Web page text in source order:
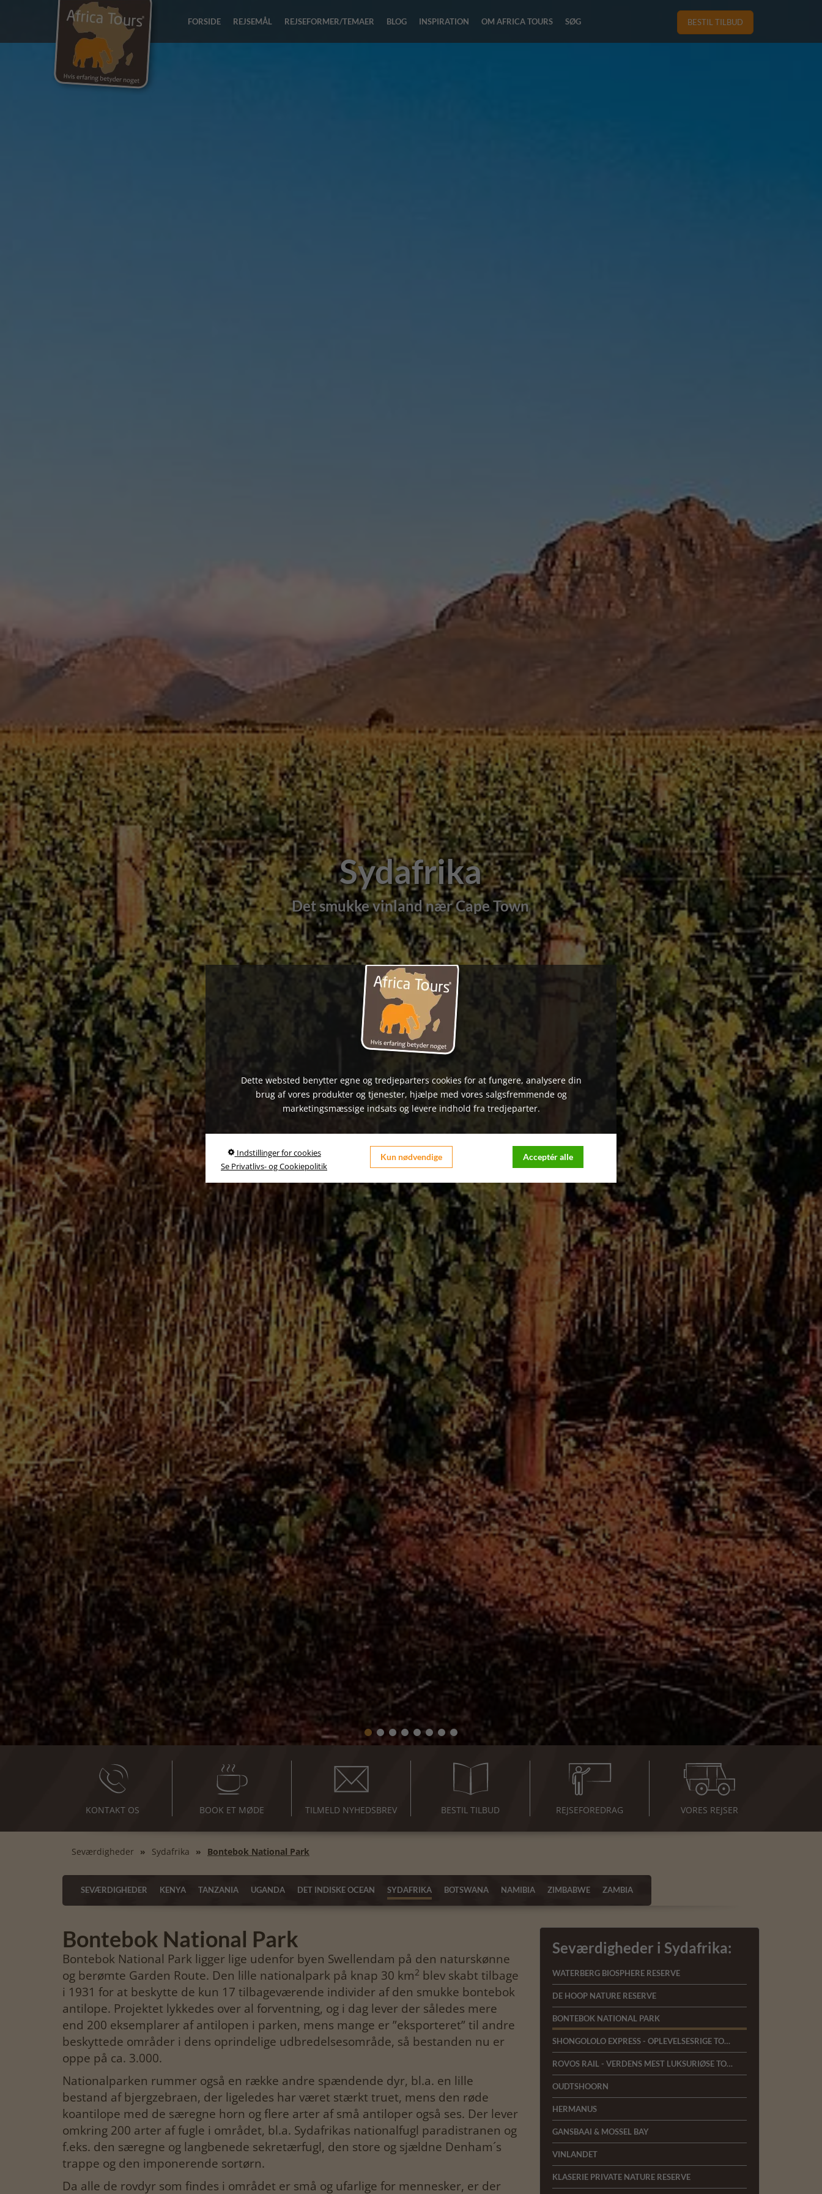
FORSIDE REJSEMÅL REJSEFORMER/TEMAER BLOG INSPIRATION OM AFRICA TOURS SØG BESTIL TILBUD
Sydafrika
Den berømte Panoramarute med Blyde River Canyon
KONTAKT OS BOOK ET MØDE TILMELD NYHEDSBREV BESTIL TILBUD REJSEFOREDRAG VORES REJSER
Seværdigheder Sydafrika Bontebok National Park
SEVÆRDIGHEDER KENYA TANZANIA UGANDA DET INDISKE OCEAN SYDAFRIKA BOTSWANA NAMIBIA ZIMBABWE ZAMBIA
Bontebok National Park
Bontebok National Park ligger lige udenfor byen Swellendam på den naturskønne
og berømte Garden Route. Den lille nationalpark på knap 30 km2 blev skabt tilbage
i 1931 for at beskytte de kun 17 tilbageværende individer af den smukke bontebok
antilope. Projektet lykkedes over al forventning, og i dag lever der således mere
end 200 eksemplarer af antilopen i parken, mens mange er ”eksporteret” til andre
beskyttede områder i dens oprindelige udbredelsesområde, så bestanden nu er
oppe på ca. 3.000.
Nationalparken rummer også en række andre spændende dyr, bl.a. en lille
bestand af bjergzebraen, der ligeledes har været stærkt truet, mens den røde
koantilope med de særegne horn og flere arter af små antiloper også ses. Der lever
omkring 200 arter af fugle i området, bl.a. Sydafrikas nationalfugl paradistranen og
f.eks. den særegne og langbenede sekretærfugl, den store og sjældne Denham´s
trappe og den imponerende sortørn.
Da alle de rovdyr som findes i området er små og ufarlige for mennesker, er der
Seværdigheder i Sydafrika:
WATERBERG BIOSPHERE RESERVE
DE HOOP NATURE RESERVE
BONTEBOK NATIONAL PARK
SHONGOLOLO EXPRESS - OPLEVELSESRIGE TOGREJSER
ROVOS RAIL - VERDENS MEST LUKSURIØSE TOGREJSE
OUDTSHOORN
HERMANUS
GANSBAAI & MOSSEL BAY
VINLANDET
KLASERIE PRIVATE NATURE RESERVE
Dette websted benytter egne og tredjeparters cookies for at fungere, analysere din
brug af vores produkter og tjenester, hjælpe med vores salgsfremmende og
marketingsmæssige indsats og levere indhold fra tredjeparter.
Indstillinger for cookies
Se Privatlivs- og Cookiepolitik
Kun nødvendige Acceptér alle